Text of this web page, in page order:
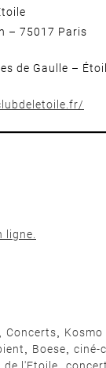
– 75017 Paris
de Gaulle –
ligne
Concerts
Kosmo
Boese ciné-